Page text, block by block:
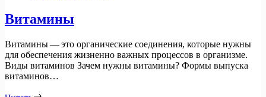
Витамины
Витамины — это органические соединения, которые нужны
для обеспечения жизненно важных процессов в организме.
Виды витаминов Зачем нужны витамины? Формы выпуска
витаминов…